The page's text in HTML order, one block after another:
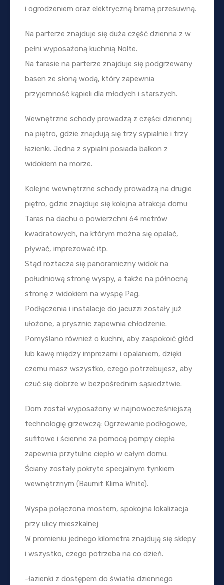
i ogrodzeniem oraz elektryczną bramą przesuwną.
Na parterze znajduje się duża część dzienna z w
pełni wyposażoną kuchnią Nolte.
Na tarasie na parterze znajduje się podgrzewany
basen ze słoną wodą, który zapewnia
przyjemność kąpieli dla młodych i starszych.
Wewnętrzne schody prowadzą z części dziennej
na piętro, gdzie znajdują się trzy sypialnie i trzy
łazienki. Jedna z sypialni posiada balkon z
widokiem na morze.
Kolejne wewnętrzne schody prowadzą na drugie
piętro, gdzie znajduje się kolejna atrakcja domu:
Taras na dachu o powierzchni 64 metrów
kwadratowych, na którym można się opalać,
pływać, imprezować itp.
Stąd roztacza się panoramiczny widok na
południową stronę wyspy, a także na północną
stronę z widokiem na wyspę Pag.
Podłączenia i instalacje do jacuzzi zostały już
ułożone, a prysznic zapewnia chłodzenie.
Pomyślano również o kuchni, aby zaspokoić głód
lub kawę między imprezami i opalaniem, dzięki
czemu masz wszystko, czego potrzebujesz, aby
czuć się dobrze w bezpośrednim sąsiedztwie.
Dom został wyposażony w najnowocześniejszą
technologię grzewczą: Ogrzewanie podłogowe,
sufitowe i ścienne za pomocą pompy ciepła
zapewnia przytulne ciepło w całym domu.
Ściany zostały pokryte specjalnym tynkiem
wewnętrznym (Baumit Klima White).
Wyspa połączona mostem, spokojna lokalizacja
przy ulicy mieszkalnej
W promieniu jednego kilometra znajdują się sklepy
i wszystko, czego potrzeba na co dzień.
-łazienki z dostępem do światła dziennego